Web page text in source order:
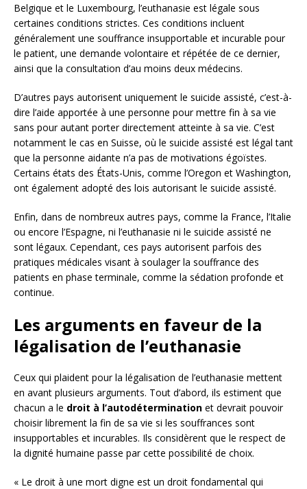
Belgique et le Luxembourg, l’euthanasie est légale sous
certaines conditions strictes. Ces conditions incluent
généralement une souffrance insupportable et incurable pour
le patient, une demande volontaire et répétée de ce dernier,
ainsi que la consultation d’au moins deux médecins.
D’autres pays autorisent uniquement le suicide assisté, c’est-à-
dire l’aide apportée à une personne pour mettre fin à sa vie
sans pour autant porter directement atteinte à sa vie. C’est
notamment le cas en Suisse, où le suicide assisté est légal tant
que la personne aidante n’a pas de motivations égoïstes.
Certains états des États-Unis, comme l’Oregon et Washington,
ont également adopté des lois autorisant le suicide assisté.
Enfin, dans de nombreux autres pays, comme la France, l’Italie
ou encore l’Espagne, ni l’euthanasie ni le suicide assisté ne
sont légaux. Cependant, ces pays autorisent parfois des
pratiques médicales visant à soulager la souffrance des
patients en phase terminale, comme la sédation profonde et
continue.
Les arguments en faveur de la
légalisation de l’euthanasie
Ceux qui plaident pour la légalisation de l’euthanasie mettent
en avant plusieurs arguments. Tout d’abord, ils estiment que
chacun a le droit à l’autodétermination et devrait pouvoir
choisir librement la fin de sa vie si les souffrances sont
insupportables et incurables. Ils considèrent que le respect de
la dignité humaine passe par cette possibilité de choix.
« Le droit à une mort digne est un droit fondamental qui